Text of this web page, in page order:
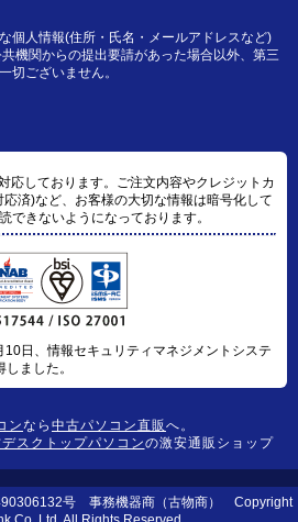
個人情報(住所・氏名・メールアドレスなど)
機関からの提出要請があった場合以外、第三
切ございません。
応しております。ご注文内容やクレジットカ
済)など、お客様の大切な情報は暗号化して
できないようになっております。
日、情報セキュリティマネジメントシステ
ました。
ンなら 中古パソコン直販へ。
スクトップパソコンの激安通販ショップ
号 事務機器商（古物商） Copyright